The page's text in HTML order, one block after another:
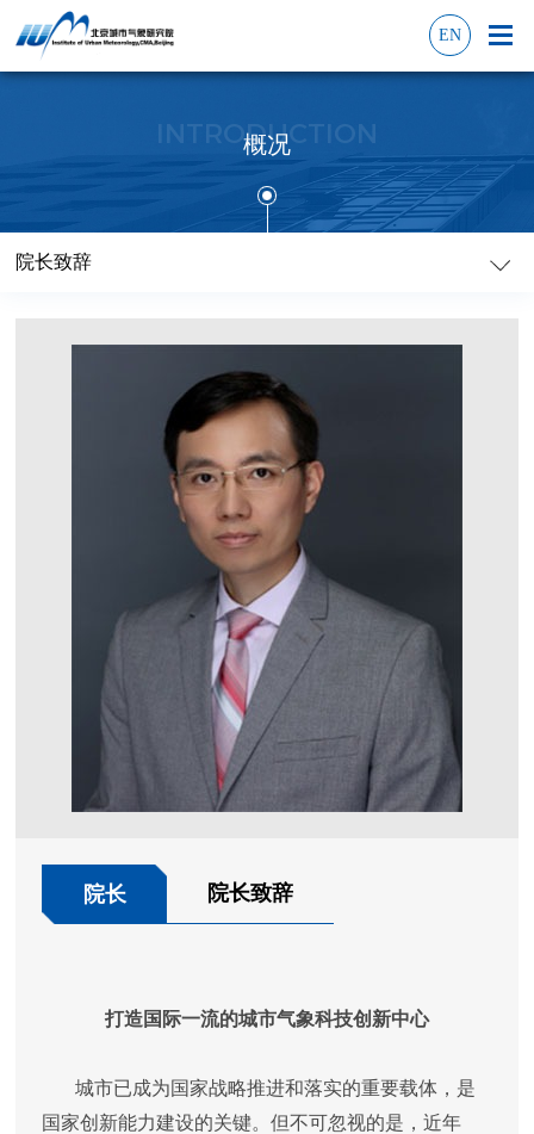
EN
INTRODUCTION
概况
院长致辞
院长 院长致辞
打造国际一流的城市气象科技创新中心
城市已成为国家战略推进和落实的重要载体，是
国家创新能力建设的关键。但不可忽视的是，近年